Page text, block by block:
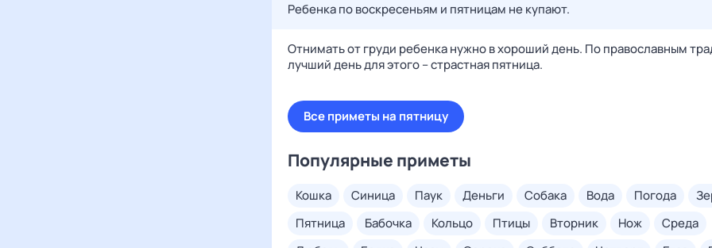
Ребенка по воскресеньям и пятницам не купают.
Отнимать от груди ребенка нужно в хороший день. По православным
лучший день для этого – страстная пятница.
Все приметы на пятницу
Популярные приметы
кошка синица паук деньги собака вода погода
пятница
бабочка кольцо птицы вторник нож
среда